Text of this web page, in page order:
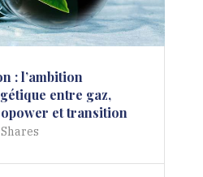
: l’ambition
entre gaz,
et transition
Shares